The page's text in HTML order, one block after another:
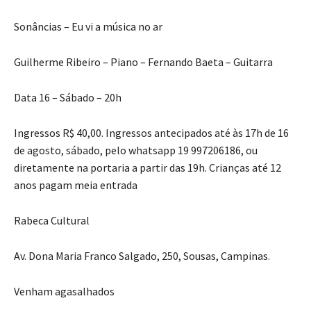
Sonâncias – Eu vi a música no ar
Guilherme Ribeiro – Piano – Fernando Baeta – Guitarra
Data 16 – Sábado – 20h
Ingressos R$ 40,00. Ingressos antecipados até às 17h de 16
de agosto, sábado, pelo whatsapp 19 997206186, ou
diretamente na portaria a partir das 19h. Crianças até 12
anos pagam meia entrada
Rabeca Cultural
Av. Dona Maria Franco Salgado, 250, Sousas, Campinas.
Venham agasalhados